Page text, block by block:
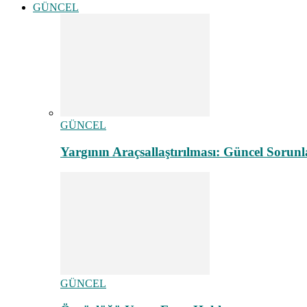
GÜNCEL
GÜNCEL
Yargının Araçsallaştırılması: Güncel
GÜNCEL